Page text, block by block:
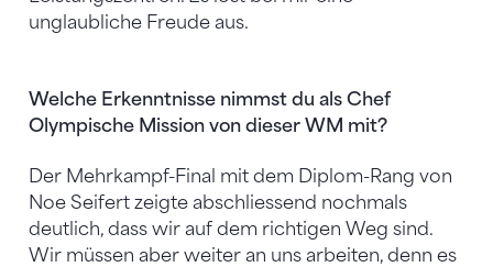
unglaubliche Freude aus.
Welche Erkenntnisse nimmst du als Chef
Olympische Mission von dieser WM mit?
Der Mehrkampf-Final mit dem Diplom-Rang von
Noe Seifert zeigte abschliessend nochmals
deutlich, dass wir auf dem richtigen Weg sind.
Wir müssen aber weiter an uns arbeiten, denn es